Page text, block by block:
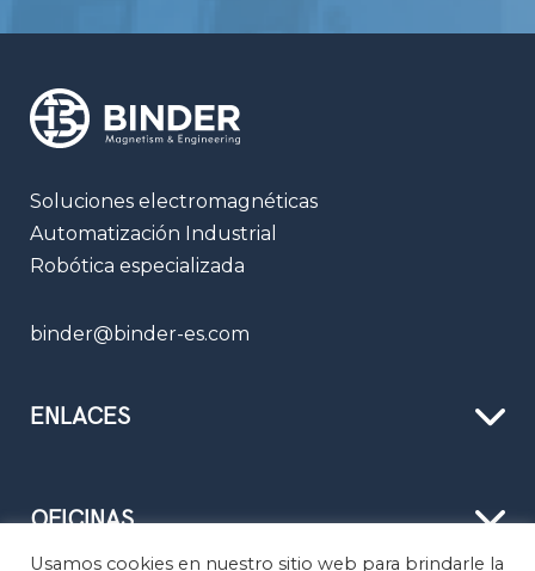
Soluciones electromagnéticas
Automatización Industrial
Robótica especializada
binder@binder-es.com
ENLACES
OFICINAS
Usamos cookies en nuestro sitio web para brindarle la